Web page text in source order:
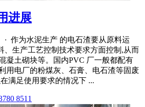
进展
· 作为水泥生产 的电石渣要从原料运
、生产工艺控制技术要求方面控制,从而
凝土砌块等。国内PVC 厂一般都配有
用电厂的粉煤灰、石膏、电石渣等固废
满足使用要求的情况下 ...
8511